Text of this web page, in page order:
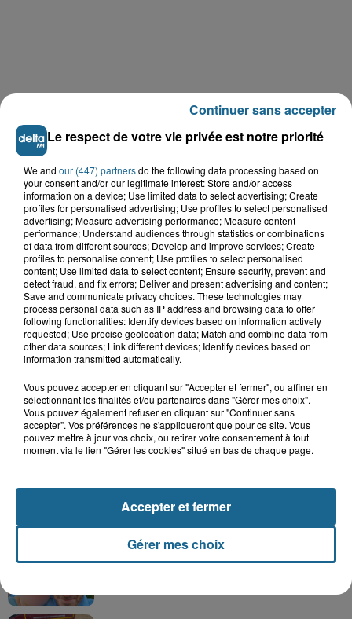
LE TOP DE L'ACTU
Saint-Omer : un enfant gravement brûlé
après l'explosion d'un jouet...
Hazebrouck : victime d'un accident,
Lucas s'en est allé brutalement...
Disparition inquiétante à Cappelle-
Le respect de votre vie privée est notre priorité
We and our (447) partnersdo the following data processing based on
your consent and/or our legitimate interest: Store and/or access
information on a device; Use limited data to select advertising; Create
profiles for personalised advertising; Use profiles to select personalised
advertising; Measure advertising performance; Measure content
performance; Understand audiences through statistics or combinations
of data from different sources; Develop and improve services; Create
profiles to personalise content; Use profiles to select personalised
content; Use limited data to select content; Ensure security, prevent and
detect fraud, and fix errors; Deliver and present advertising and content;
Save and communicate privacy choices. These technologies may
process personal data such as IP address and browsing data to offer
following functionalities: Identify devices based on information actively
requested; Use precise geolocation data; Match and combine data from
other data sources; Link different devices; Identify devices based on
information transmitted automatically.
Vous pouvez accepter en cliquant sur "Accepter et fermer", ou affiner en
sélectionnant les finalités et/ou partenaires dans "Gérer mes choix".
Vous pouvez également refuser en cliquant sur "Continuer sans
accepter". Vos préférences ne s'appliqueront que pour ce site. Vous
pouvez mettre à jour vos choix, ou retirer votre consentement à tout
moment via le lien "Gérer les cookies" situé en bas de chaque page.
Gérer mes choix
Accepter et fermer
Continuer sans accepter